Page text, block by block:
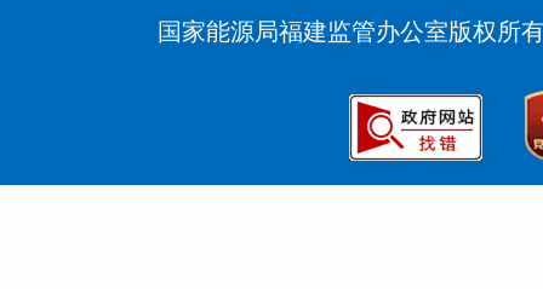
国家能源局福建监管办公室版权所